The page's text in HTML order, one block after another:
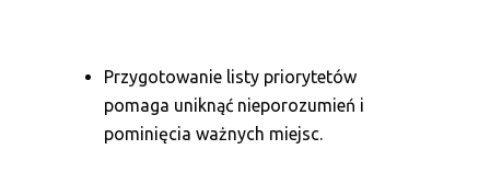
Przygotowanie listy priorytetów
pomaga uniknąć nieporozumień i
pominięcia ważnych miejsc.